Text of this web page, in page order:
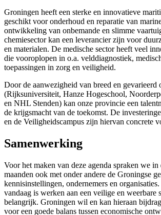
Groningen heeft een sterke en innovatieve
geschikt voor onderhoud en reparatie van
ontwikkeling van onbemande en slimme
chemiesector kan een leverancier zijn voor
en materialen. De medische sector heeft veel
die vooroplopen in o.a. velddiagnostiek,
toepassingen in zorg en veiligheid.
Door de aanwezigheid van breed en gevarieerd
(Rijksuniversiteit, Hanze Hogeschool,
en NHL Stenden) kan onze provincie een
de krijgsmacht van de toekomst. De
en de Veiligheidscampus zijn hiervan concrete
Samenwerking
Voor het maken van deze agenda spraken we in
maanden ook met onder andere de Groningse
kennisinstellingen, ondernemers en
vandaag is werken aan een veilige en weerbare
belangrijk. Groningen wil en kan hieraan
voor een goede balans tussen economische